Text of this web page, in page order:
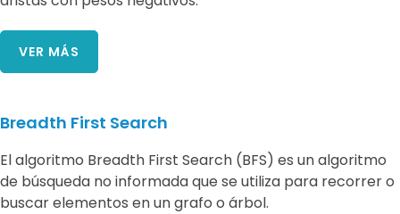
VER MÁS
Breadth First Search
El algoritmo Breadth First Search (BFS) es un algoritmo
de búsqueda no informada que se utiliza para recorrer o
buscar elementos en un grafo o árbol.